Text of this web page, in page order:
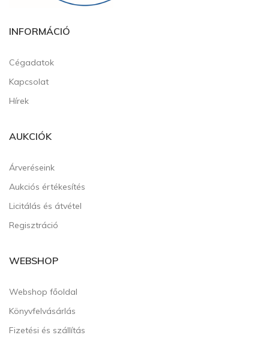
INFORMÁCIÓ
Cégadatok
Kapcsolat
Hírek
AUKCIÓK
Árveréseink
Aukciós értékesítés
Licitálás és átvétel
Regisztráció
WEBSHOP
Webshop főoldal
Könyvfelvásárlás
Fizetési és szállítás